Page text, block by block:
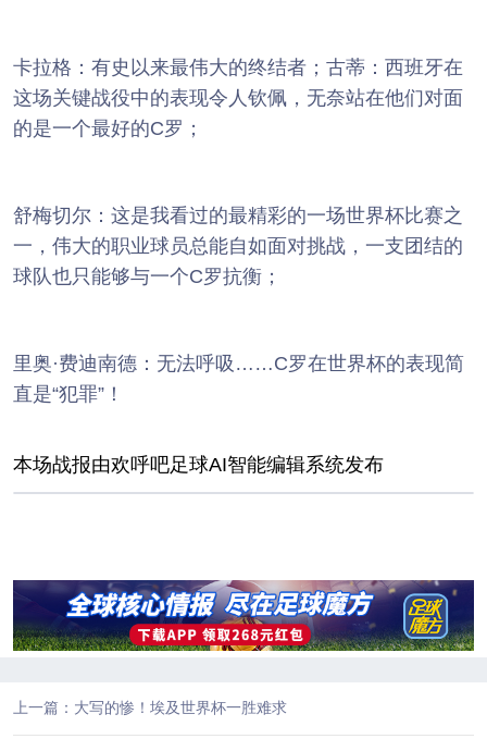
卡拉格：有史以来最伟大的终结者；古蒂：西班牙在
这场关键战役中的表现令人钦佩，无奈站在他们对面
的是一个最好的C罗；
舒梅切尔：这是我看过的最精彩的一场世界杯比赛之
一，伟大的职业球员总能自如面对挑战，一支团结的
球队也只能够与一个C罗抗衡；
里奥·费迪南德：无法呼吸……C罗在世界杯的表现简
直是“犯罪”！
本场战报由欢呼吧足球AI智能编辑系统发布
上一篇：大写的惨！埃及世界杯一胜难求